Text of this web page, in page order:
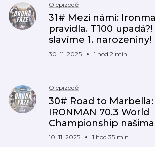
O epizodě
31# Mezi námi:
pravidla. T100
slavíme 1. narozeniny!
30. 11. 2025 1 hod 2 min
O epizodě
30# Road to Marbella:
IRONMAN 70.3 World
Championship
10. 11. 2025 1 hod 35 min